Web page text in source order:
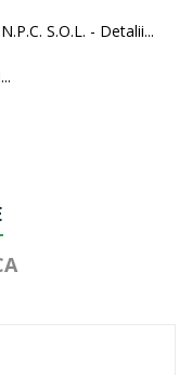
S.O.L. - Detalii...